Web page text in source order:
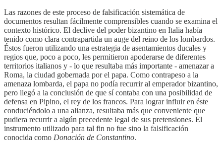
Las razones de este proceso de falsificación sistemática de
documentos resultan fácilmente comprensibles cuando se examina el
contexto histórico. El declive del poder bizantino en Italia había
tenido como clara contrapartida un auge del reino de los lombardos.
Éstos fueron utilizando una estrategia de asentamientos ducales y
regios que, poco a poco, les permitieron apoderarse de diferentes
territorios italianos y - lo que resultaba más importante - amenazar a
Roma, la ciudad gobernada por el papa. Como contrapeso a la
amenaza lombarda, el papa no podía recurrir al emperador bizantino,
pero llegó a la conclusión de que sí contaba con una posibilidad de
defensa en Pipino, el rey de los francos. Para lograr influir en éste
conduciéndolo a una alianza, resultaba más que conveniente que
pudiera recurrir a algún precedente legal de sus pretensiones. El
instrumento utilizado para tal fin no fue sino la falsificación
conocida como Donación de Constantino.